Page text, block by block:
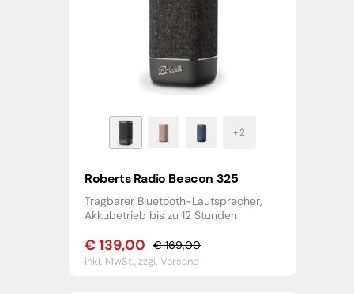
Roberts Radio Beacon 325
Tragbarer Bluetooth-Lautsprecher,
Akkubetrieb bis zu 12 Stunden
€169,00
Ursprünglicher
Preis
€139,00
Aktueller
Preis
inkl. MwSt.,zzgl. Versand